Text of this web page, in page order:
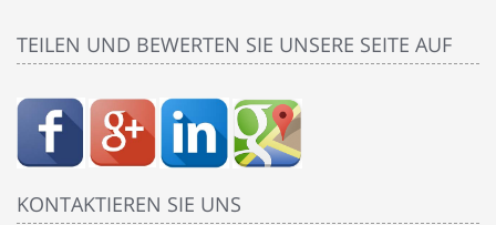
TEILEN UND BEWERTEN SIE UNSERE SEITE AUF
KONTAKTIEREN SIE UNS